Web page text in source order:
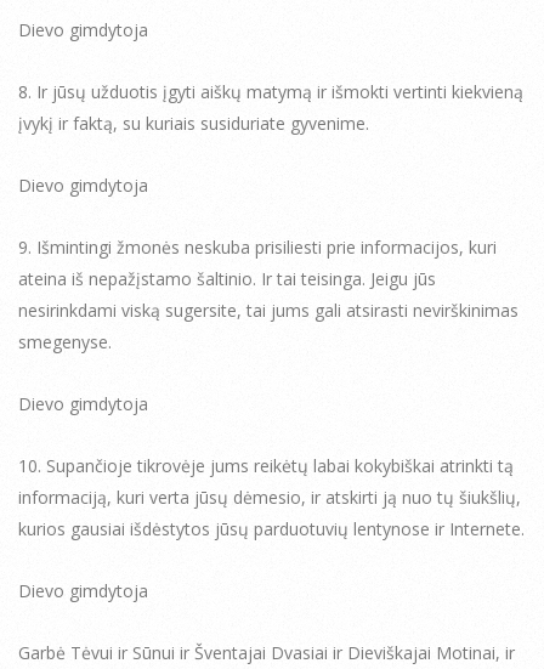
Dievo gimdytoja
8. Ir jūsų užduotis įgyti aiškų matymą ir išmokti vertinti kiekvieną
įvykį ir faktą, su kuriais susiduriate gyvenime.
Dievo gimdytoja
9. Išmintingi žmonės neskuba prisiliesti prie informacijos, kuri
ateina iš nepažįstamo šaltinio. Ir tai teisinga. Jeigu jūs
nesirinkdami viską sugersite, tai jums gali atsirasti nevirškinimas
smegenyse.
Dievo gimdytoja
10. Supančioje tikrovėje jums reikėtų labai kokybiškai atrinkti tą
informaciją, kuri verta jūsų dėmesio, ir atskirti ją nuo tų šiukšlių,
kurios gausiai išdėstytos jūsų parduotuvių lentynose ir Internete.
Dievo gimdytoja
Garbė Tėvui ir Sūnui ir Šventajai Dvasiai ir Dieviškajai Motinai, ir